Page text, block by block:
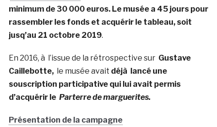
minimum de 30 000 euros. Le musée a 45 jours pour
rassembler les fonds et acquérir le tableau, soit
jusq’au 21 octobre 2019.
En 2016, à l’issue de la rétrospective sur Gustave
Caillebotte,le musée avait déjà lancé une
souscription participative qui lui avait permis
d’acquérir le Parterre de marguerites.
Présentation de la campagne